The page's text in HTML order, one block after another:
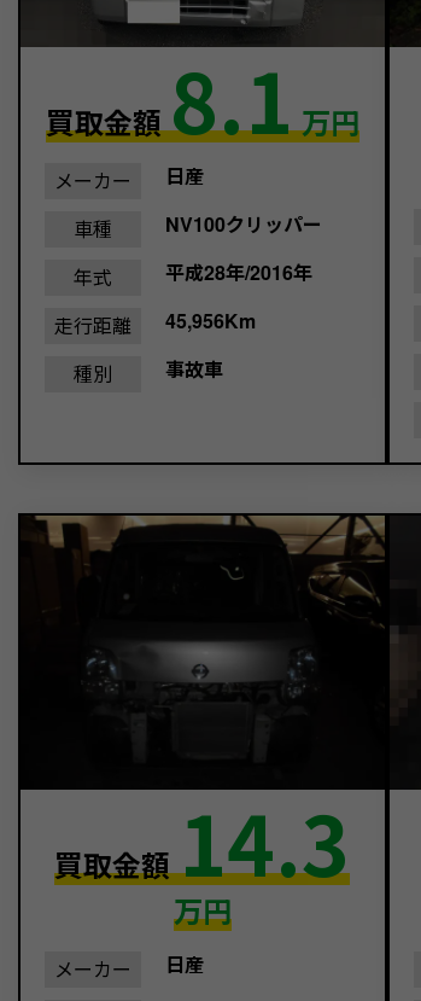
買取金額8.1 万円
メーカー
日産
車種
NV100クリッパー
年式
平成28年/2016年
走行距離
45,956Km
種別
事故車
買取金額14.3
万円
メーカー
日産